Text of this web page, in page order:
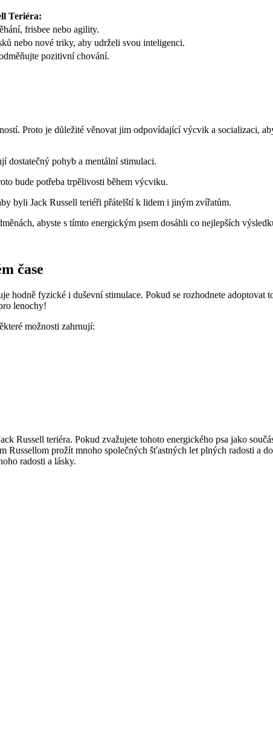
Teriéra:
frisbee nebo agility.
nebo nové triky, aby udrželi ⁣svou inteligenci.
pozitivní chování.
‍Proto je důležité věnovat jim odpovídající‌ výcvik a socializaci,
dostatečný ⁢pohyb a mentální stimulaci.
bude ⁣potřeba ⁣trpělivosti během výcviku.
byli Jack Russell ⁤teriéři přátelští k lidem ⁤i ‌jiným zvířatům.
abyste ⁣s tímto energickým​ psem dosáhli co⁤ nejlepších
⁤čase
hodně ‍fyzické i duševní stimulace. Pokud​ se rozhodnete adoptovat
lenochy!
možnosti zahrnují:
⁣Russell teriéra.​ Pokud zvažujete tohoto energického psa ‍jako
Russellom prožít mnoho ‍společných ​šťastných let plných radosti a
radosti a lásky.